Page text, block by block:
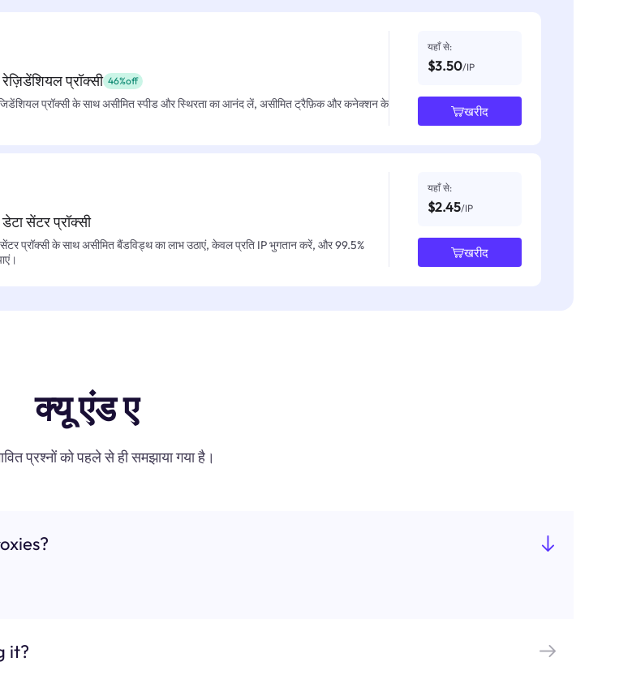
प्रॉक्सी 46%off
प्रॉक्सी के साथ असीमित स्पीड और स्थिरता का आनंद लें, असीमित ट्रैफ़िक और कनेक्शन के
यहाँ से:
$3.50/IP
खरीद
सेंटर प्रॉक्सी
सेंटर प्रॉक्सी के साथ असीमित बैंडविड्थ का लाभ उठाएं, केवल प्रति IP भुगतान करें, और 99.5%
यहाँ से:
$2.45/IP
खरीद
क्यू एंड ए
प्रश्नों को पहले से ही समझाया गया है।
it?